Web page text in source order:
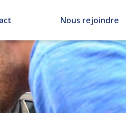
Nous rejoindre